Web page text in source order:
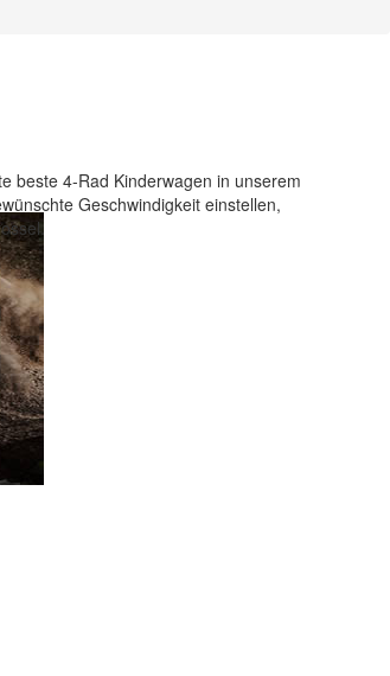
beste 4-Rad Kinderwagen in unserem
Geschwindigkeit einstellen,